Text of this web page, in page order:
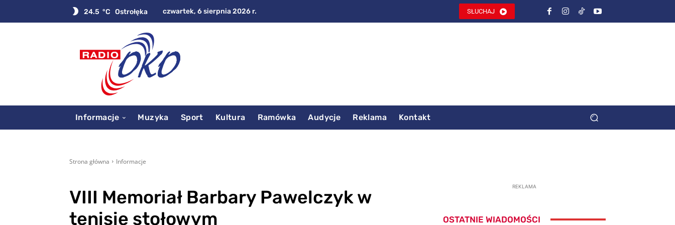
24.5 C Ostrołęka czwartek, 6 sierpnia 2026 r. SŁUCHAJ
Informacje Muzyka Sport Kultura Ramówka Audycje Reklama Kontakt
Strona główna Informacje
VIII Memoriał Barbary Pawelczyk w
tenisie stołowym
REKLAMA
OSTATNIE WIADOMOŚCI